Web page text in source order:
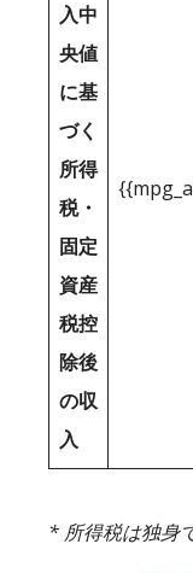
入中
央値
に基
づく
所得
税・
固定
資産
税控
除後
の収
入
* 所得税は独身